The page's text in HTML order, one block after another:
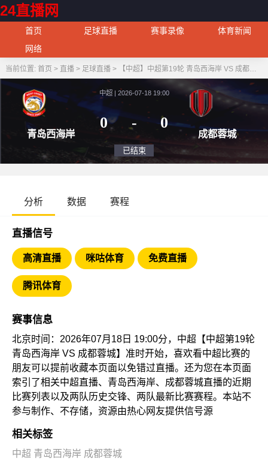
24直播网
首页 足球直播 赛事录像
体育新闻
网络
当前位置: 首页 > 直播> 足球直播> 【中超】中超第19轮 青岛西海岸 VS 成都蓉城
青岛西海岸
中超 | 2026-07-18 19:00
0
成都
分析 数据 赛程
直播信号
高清直播 咪咕体育 免费直播
腾讯体育
赛事信息
北京时间：2026年07月18日 19:00分，中超【中超第19轮
青岛西海岸 VS 成都蓉城】准时开始，喜欢看中超比赛的
朋友可以提前收藏本页面以免错过直播。还为您在本页面
索引了相关中超直播、青岛西海岸、成都蓉城直播的近期
比赛列表以及两队历史交锋、两队最新比赛赛程。本站不
参与制作、不存储，资源由热心网友提供信号源
相关标签
中超 青岛西海岸 成都蓉城